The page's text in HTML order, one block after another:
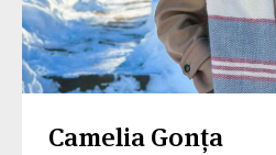
Camelia Gonța